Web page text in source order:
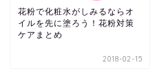
花粉で化粧水がしみるならオ
イルを先に塗ろう！花粉対策
ケアまとめ
2018-02-15